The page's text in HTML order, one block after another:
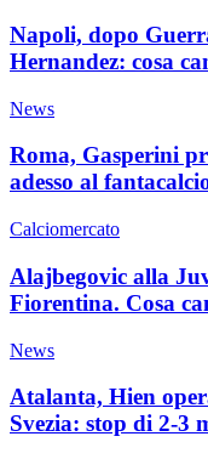
Napoli, dopo
Hernandez: cosa
News
Roma, Gasperini
adesso al
Calciomercato
Alajbegovic alla
Fiorentina. Cosa
News
Atalanta, Hien
Svezia: stop di 2-3